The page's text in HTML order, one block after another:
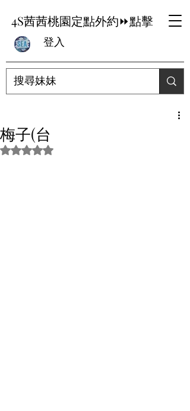
4S茜茜桃園定點外約⏩點擊
登入
梅子(台
評等為 NaN（最高為 5 顆星）。